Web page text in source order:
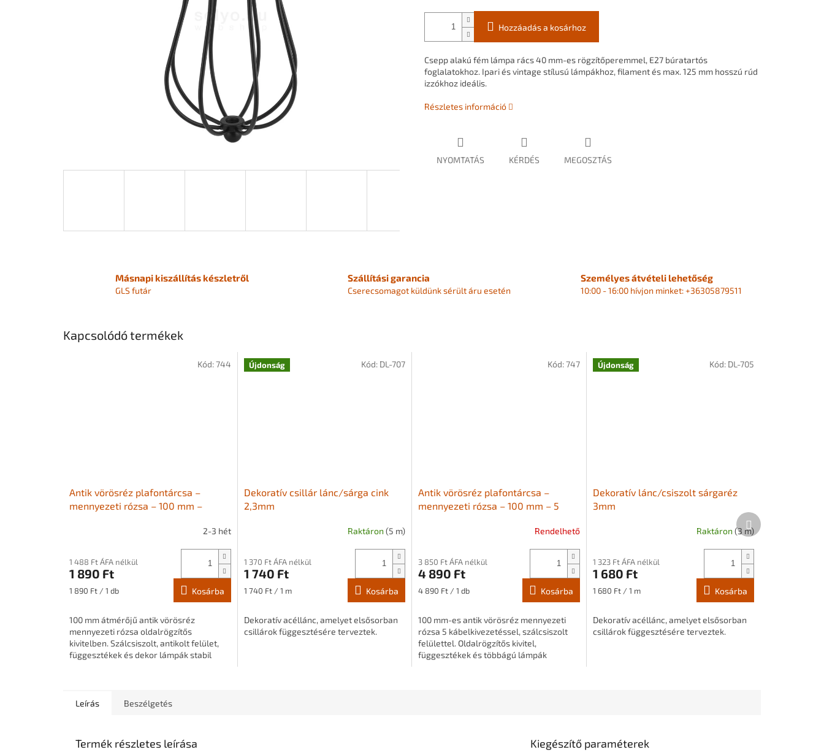
Hozzáadás a kosárhoz
Csepp alakú fém lámpa rács 40 mm-es rögzítőperemmel, E27 búratartós
foglalatokhoz. Ipari és vintage stílusú lámpákhoz, filament és max. 125 mm hosszú rúd
izzókhoz ideális.
Részletes információ
NYOMTATÁS KÉRDÉS MEGOSZTÁS
Másnapi kiszállítás készletről
GLS futár
Szállítási garancia
Cserecsomagot küldünk sérült áru esetén
Személyes átvételi lehetőség
10:00 - 16:00 hívjon minket: +36305879511
Kapcsolódó termékek
Antik vörösréz plafontárcsa –
mennyezeti rózsa – 100 mm –
2-3 hét
1 488 Ft ÁFA nélkül
1 890 Ft
Egységár:
1 890 Ft / 1 db Kosárba
100 mm átmérőjű antik vörösréz
mennyezeti rózsa oldalrögzítős
kivitelben. Szálcsiszolt, antikolt felület,
függesztékek és dekor lámpák stabil
Kód:744 Újdonság
Dekoratív csillár lánc/sárga cink
2,3mm
Raktáron (5 m)
1 370 Ft ÁFA nélkül
1 740 Ft
Egységár:
1 740 Ft / 1 m Kosárba
Dekoratív acéllánc, amelyet elsősorban
csillárok függesztésére terveztek.
Kód: DL-707
Antik vörösréz plafontárcsa –
mennyezeti rózsa – 100 mm – 5
Rendelhető
3 850 Ft ÁFA nélkül
4 890 Ft
Egységár:
4 890 Ft / 1 db Kosárba
100 mm-es antik vörösréz mennyezeti
rózsa 5 kábelkivezetéssel, szálcsiszolt
felülettel. Oldalrögzítős kivitel,
függesztékek és többágú lámpák
Kód:747 Újdonság
Dekoratív lánc/csiszolt sárgaréz
3mm
Raktáron (3 m)
1 323 Ft ÁFA nélkül
1 680 Ft
Egységár:
1 680 Ft / 1 m Kosárba
Dekoratív acéllánc, amelyet elsősorban
csillárok függesztésére terveztek.
Kód: DL-705
Következő
termék
Leírás Beszélgetés
Termék részletes leírása Kiegészítő paraméterek